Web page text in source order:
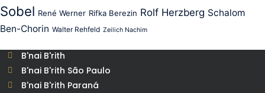
Sobel René Werner Rifka Berezin Rolf Herzberg Schalom
Ben-Chorin Walter Rehfeld Zeilich Nachim
B'nai B'rith
B'nai B'rith São Paulo
B'nai B'rith Paraná